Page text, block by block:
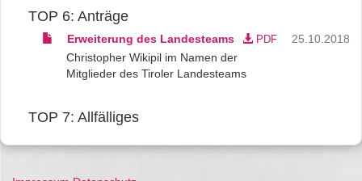
TOP 6: Anträge
25.10.2018
Erweiterung des Landesteams PDF
Christopher Wikipil im Namen der
Mitglieder des Tiroler Landesteams
TOP 7: Allfälliges